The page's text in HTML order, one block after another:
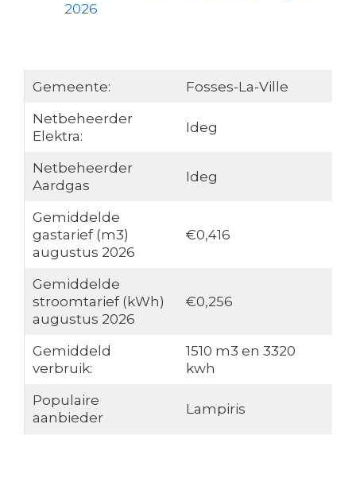
2026
Gemeente:
Fosses-La-Ville
Netbeheerder
Elektra:
Ideg
Netbeheerder
Aardgas
Ideg
Gemiddelde
gastarief (m3)
augustus 2026
€0,416
Gemiddelde
stroomtarief (kWh)
augustus 2026
€0,256
Gemiddeld
verbruik:
1510 m3 en 3320
kwh
Populaire
aanbieder
Lampiris